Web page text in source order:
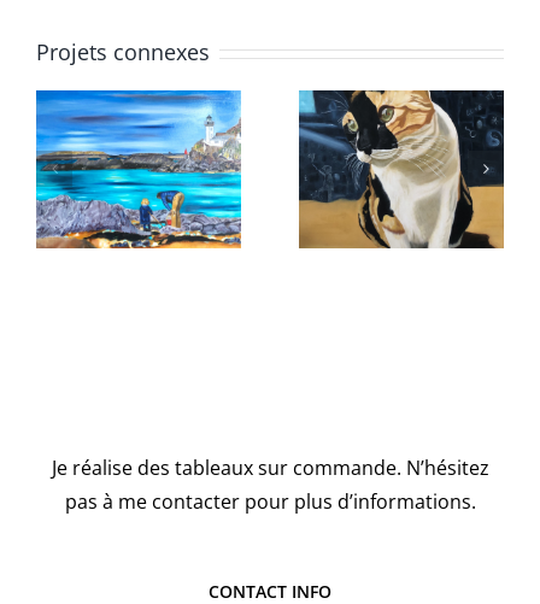
Projets connexes
La pêche
aux crabes
– Carantec
Pin up 1
Je réalise des tableaux sur commande. N’hésitez
pas à me contacter pour plus d’informations.
CONTACT INFO